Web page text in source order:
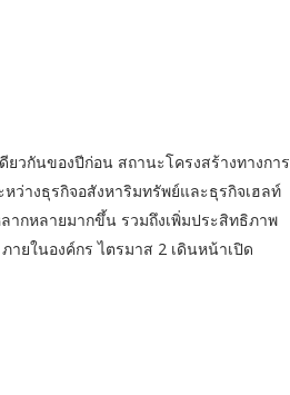
ยวกันของปีก่อน สถานะโครงสร้างทางการ
ว่างธุรกิจอสังหาริมทรัพย์และธุรกิจเฮลท์
ากหลายมากขึ้น รวมถึงเพิ่มประสิทธิภาพ
ยในองค์กร ไตรมาส 2 เดินหน้าเปิด